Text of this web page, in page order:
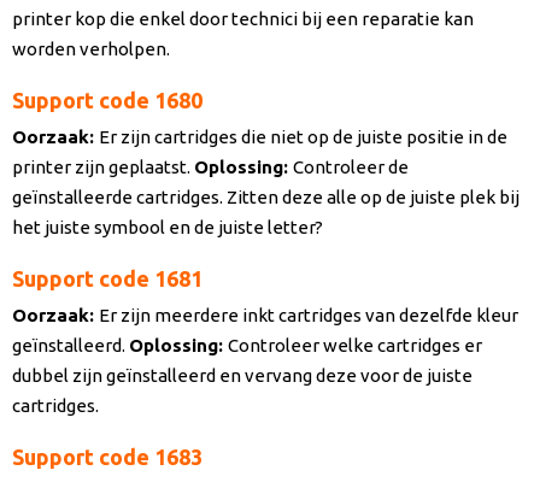
printer kop die enkel door technici bij een reparatie kan
worden verholpen.
Support code 1680
Oorzaak: Er zijn cartridges die niet op de juiste positie in de
printer zijn geplaatst. Oplossing: Controleer de
geïnstalleerde cartridges. Zitten deze alle op de juiste plek bij
het juiste symbool en de juiste letter?
Support code 1681
Oorzaak: Er zijn meerdere inkt cartridges van dezelfde kleur
geïnstalleerd. Oplossing: Controleer welke cartridges er
dubbel zijn geïnstalleerd en vervang deze voor de juiste
cartridges.
Support code 1683